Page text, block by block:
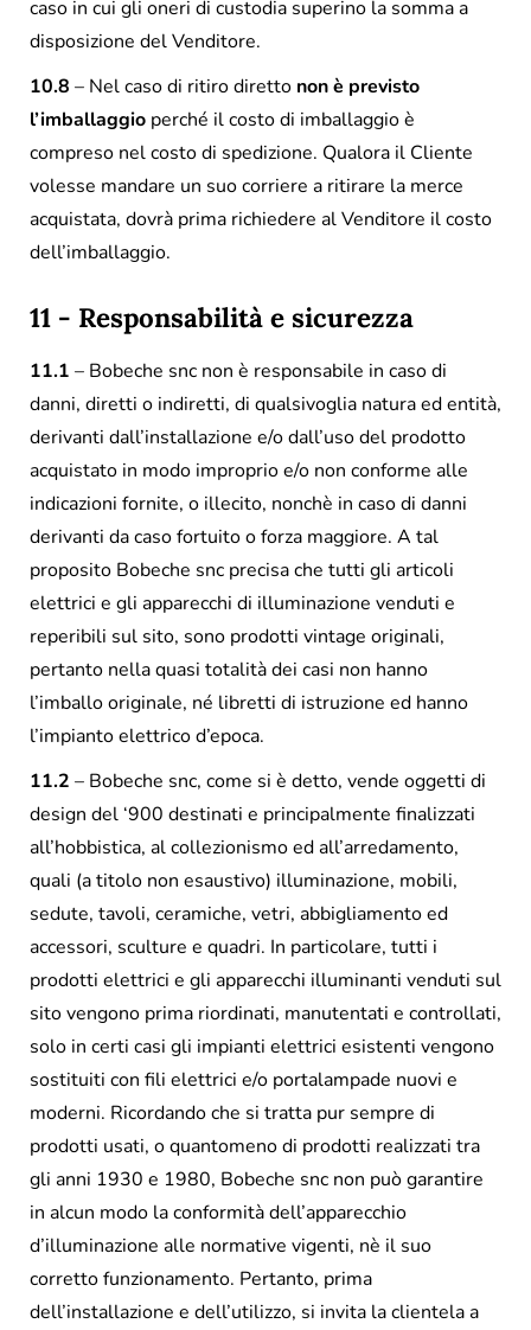
caso in cui gli oneri di custodia superino la somma a
disposizione del Venditore.
10.8 – Nel caso di ritiro diretto non è previsto
l’imballaggio perché il costo di imballaggio è
compreso nel costo di spedizione. Qualora il Cliente
volesse mandare un suo corriere a ritirare la merce
acquistata, dovrà prima richiedere al Venditore il costo
dell’imballaggio.
11 - Responsabilità e sicurezza
11.1 – Bobeche snc non è responsabile in caso di
danni, diretti o indiretti, di qualsivoglia natura ed entità,
derivanti dall’installazione e/o dall’uso del prodotto
acquistato in modo improprio e/o non conforme alle
indicazioni fornite, o illecito, nonchè in caso di danni
derivanti da caso fortuito o forza maggiore. A tal
proposito Bobeche snc precisa che tutti gli articoli
elettrici e gli apparecchi di illuminazione venduti e
reperibili sul sito, sono prodotti vintage originali,
pertanto nella quasi totalità dei casi non hanno
l’imballo originale, né libretti di istruzione ed hanno
l’impianto elettrico d’epoca.
11.2 – Bobeche snc, come si è detto, vende oggetti di
design del ‘900 destinati e principalmente finalizzati
all’hobbistica, al collezionismo ed all’arredamento,
quali (a titolo non esaustivo) illuminazione, mobili,
sedute, tavoli, ceramiche, vetri, abbigliamento ed
accessori, sculture e quadri. In particolare, tutti i
prodotti elettrici e gli apparecchi illuminanti venduti sul
sito vengono prima riordinati, manutentati e controllati,
solo in certi casi gli impianti elettrici esistenti vengono
sostituiti con fili elettrici e/o portalampade nuovi e
moderni. Ricordando che si tratta pur sempre di
prodotti usati, o quantomeno di prodotti realizzati tra
gli anni 1930 e 1980, Bobeche snc non può garantire
in alcun modo la conformità dell’apparecchio
d’illuminazione alle normative vigenti, nè il suo
corretto funzionamento. Pertanto, prima
dell’installazione e dell’utilizzo, si invita la clientela a